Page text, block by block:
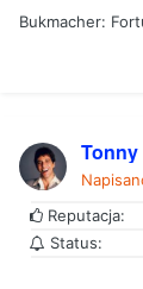
Bukmacher:
Tonny
Reputacja:
Status: